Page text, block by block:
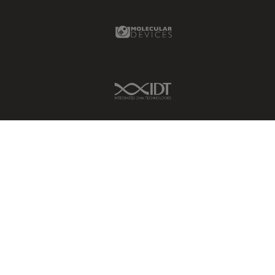
Molecular Devices Link
IDT Link